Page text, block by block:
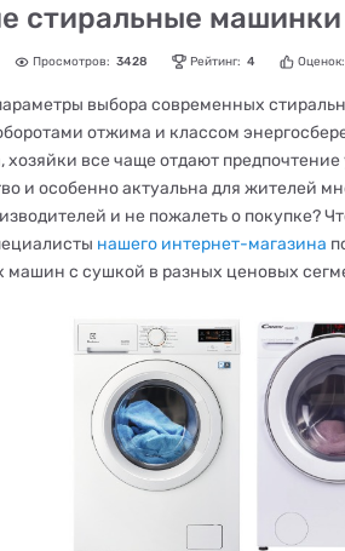
стиральные
Просмотров: 3428 Рейтинг: 4 Оценок:
выбора современных
отжима и классом
хозяйки все чаще отдают
и особенно актуальна для жителей
и не пожалеть о покупке?
нашего интернет-магазина
машин с сушкой в разных ценовых